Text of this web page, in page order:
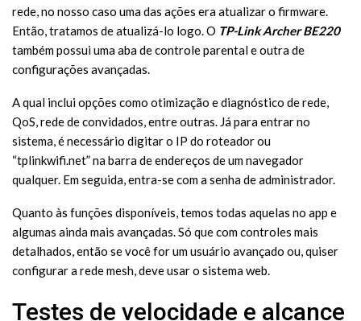
rede, no nosso caso uma das ações era atualizar o firmware.
Então, tratamos de atualizá-lo logo. O TP-Link Archer BE220
também possui uma aba de controle parental e outra de
configurações avançadas.
A qual inclui opções como otimização e diagnóstico de rede,
QoS, rede de convidados, entre outras. Já para entrar no
sistema, é necessário digitar o IP do roteador ou
“tplinkwifi.net” na barra de endereços de um navegador
qualquer. Em seguida, entra-se com a senha de administrador.
Quanto às funções disponíveis, temos todas aquelas no app e
algumas ainda mais avançadas. Só que com controles mais
detalhados, então se você for um usuário avançado ou, quiser
configurar a rede mesh, deve usar o sistema web.
Testes de velocidade e alcance